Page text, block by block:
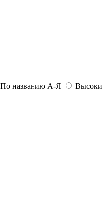
По названию А-Я